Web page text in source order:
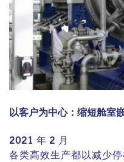
以客户为中心：缩短舱室
2021 年 2 月
各类高效生产都以减少